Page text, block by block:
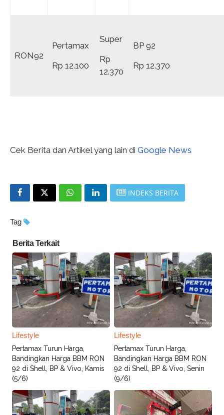
RON92
Pertamax
Rp 12.100
Super
Rp
12.370
BP 92
Rp 12.370
Cek Berita dan Artikel yang lain di Google News
INDEKS BERITA
Tag
Berita Terkait
Lifestyle
Pertamax Turun Harga,
Bandingkan Harga BBM RON
92 di Shell, BP & Vivo, Kamis
(5/6)
Lifestyle
Pertamax Turun Harga,
Bandingkan Harga BBM RON
92 di Shell, BP & Vivo, Senin
(9/6)